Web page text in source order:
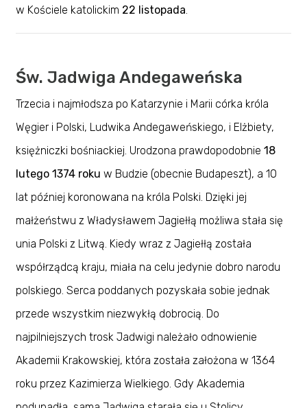
w Kościele katolickim 22 listopada.
Św. Jadwiga Andegaweńska
Trzecia i najmłodsza po Katarzynie i Marii córka króla
Węgier i Polski, Ludwika Andegaweńskiego, i Elżbiety,
księżniczki bośniackiej. Urodzona prawdopodobnie 18
lutego 1374 roku w Budzie (obecnie Budapeszt), a 10
lat później koronowana na króla Polski. Dzięki jej
małżeństwu z Władysławem Jagiełłą możliwa stała się
unia Polski z Litwą. Kiedy wraz z Jagiełłą została
współrządcą kraju, miała na celu jedynie dobro narodu
polskiego. Serca poddanych pozyskała sobie jednak
przede wszystkim niezwykłą dobrocią. Do
najpilniejszych trosk Jadwigi należało odnowienie
Akademii Krakowskiej, która została założona w 1364
roku przez Kazimierza Wielkiego. Gdy Akademia